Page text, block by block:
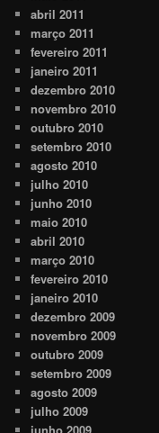
abril 2011
março 2011
fevereiro 2011
janeiro 2011
dezembro 2010
novembro 2010
outubro 2010
setembro 2010
agosto 2010
julho 2010
junho 2010
maio 2010
abril 2010
março 2010
fevereiro 2010
janeiro 2010
dezembro 2009
novembro 2009
outubro 2009
setembro 2009
agosto 2009
julho 2009